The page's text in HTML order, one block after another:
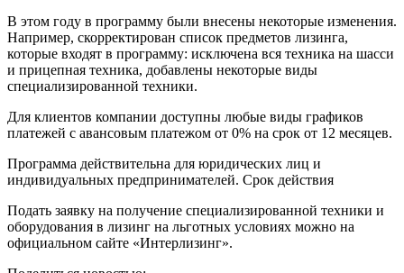
В этом году в программу были внесены некоторые изменения.
Например, скорректирован список предметов лизинга,
которые входят в программу: исключена вся техника на шасси
и прицепная техника, добавлены некоторые виды
специализированной техники.
Для клиентов компании доступны любые виды графиков
платежей с авансовым платежом от 0% на срок от 12 месяцев.
Программа действительна для юридических лиц и
индивидуальных предпринимателей. Срок действия
Подать заявку на получение специализированной техники и
оборудования в лизинг на льготных условиях можно на
официальном сайте «Интерлизинг».